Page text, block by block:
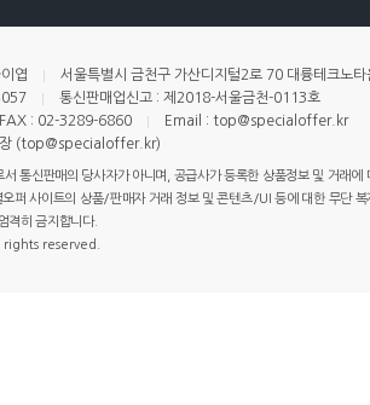
엽
서울특별시 금천구 가산디지털2로 70 대륭테크노
통신판매업신고 : 제2018-서울금천-0113호
FAX : 02-3289-6860
Email : top@specialoffer.kr
장 (top@specialoffer.kr)
통신판매의 당사자가 아니며, 공급사가 등록한 상품정보 및 거래
퍼 사이트의 상품/판매자 거래 정보 및 콘텐츠/UI 등에 대한 무단
격히 금지합니다.
reserved.